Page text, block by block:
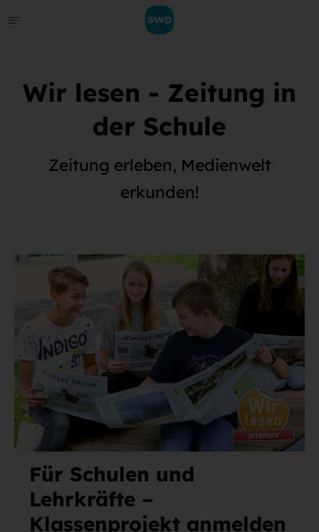
Wir lesen - Zeitung in
der Schule
Zeitung erleben, Medienwelt
erkunden!
Für Schulen und
Lehrkräfte –
Klassenprojekt anmelden